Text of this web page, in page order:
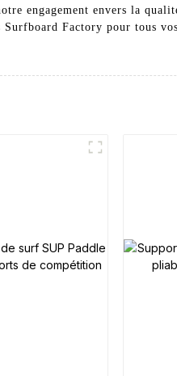
engagement envers la
Factory pour tous